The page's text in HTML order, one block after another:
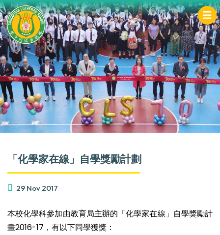
「化學家在線」自學獎勵計劃
29 Nov 2017
本校化學科參加由教育局主辦的「化學家在線」自學獎勵計
畫2016-17，有以下同學獲獎：